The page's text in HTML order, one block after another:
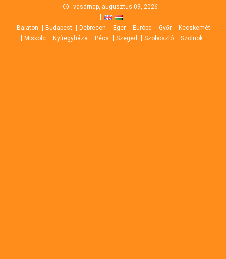
content
vasárnap, augusztus 09, 2026
Balaton Budapest Debrecen Eger Európa Győr
Kecskemét
Miskolc
Nyíregyháza Pécs Szeged Szoboszló Szolnok